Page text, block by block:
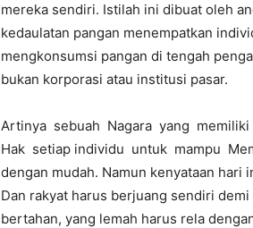
mereka sendiri. Istilah ini dibuat oleh
kedaulatan pangan menempatkan
mengkonsumsi pangan di tengah
bukan korporasi atau institusi pasar.
Artinya sebuah Nagara yang
Hak setiap individu untuk mampu
dengan mudah. Namun kenyataan
Dan rakyat harus berjuang sendiri
bertahan, yang lemah harus rela